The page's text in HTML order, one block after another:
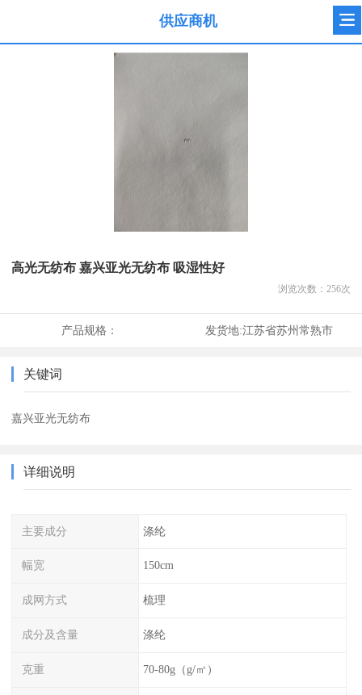
供应商机
高光无纺布 嘉兴亚光无纺布 吸湿性好
浏览次数： 256次
产品规格： 发货地:江苏省苏州常熟市
关键词
嘉兴亚光无纺布
详细说明
主要成分 涤纶
幅宽 150cm
成网方式 梳理
成分及含量 涤纶
克重 70-80g（g/㎡）